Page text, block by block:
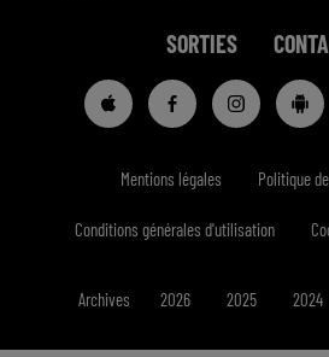
SORTIES
Mentions légales Politique
Conditions générales d'utilisation
Archives 2026 2025 2024